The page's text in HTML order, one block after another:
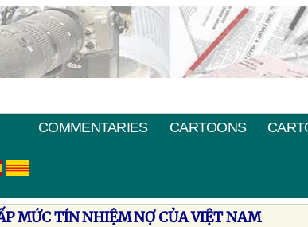
COMMENTARIES CARTOONS
MỨC TÍN NHIỆM NỢ CỦA VIỆT NAM